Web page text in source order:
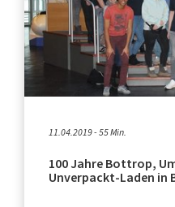
11.04.2019 - 55 Min.
100 Jahre Bottrop,
Unverpackt-Laden in